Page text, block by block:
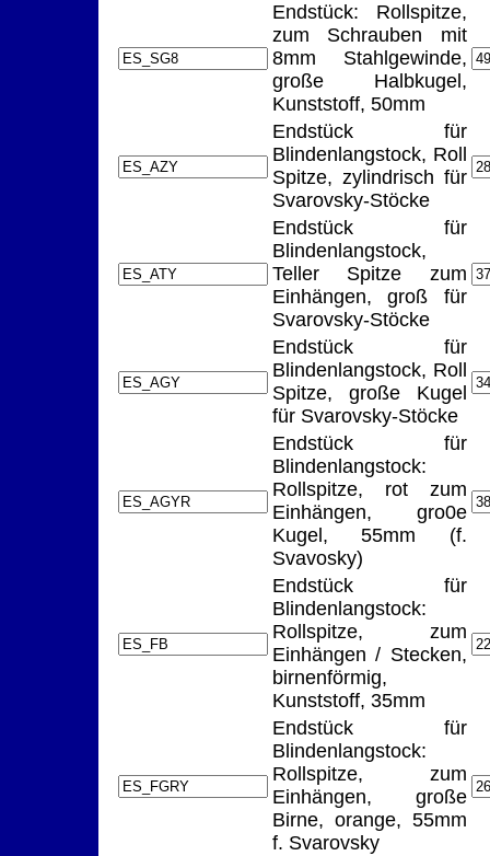
Endstück: Rollspitze,
zum Schrauben mit
8mm Stahlgewinde,
große Halbkugel,
Kunststoff, 50mm
Endstück für
Blindenlangstock, Roll
Spitze, zylindrisch für
Svarovsky-Stöcke
Endstück für
Blindenlangstock,
Teller Spitze zum
Einhängen, groß für
Svarovsky-Stöcke
Endstück für
Blindenlangstock, Roll
Spitze, große Kugel
für Svarovsky-Stöcke
Endstück für
Blindenlangstock:
Rollspitze, rot zum
Einhängen, gro0e
Kugel, 55mm (f.
Svavosky)
Endstück für
Blindenlangstock:
Rollspitze, zum
Einhängen / Stecken,
birnenförmig,
Kunststoff, 35mm
Endstück für
Blindenlangstock:
Rollspitze, zum
Einhängen, große
Birne, orange, 55mm
f. Svarovsky